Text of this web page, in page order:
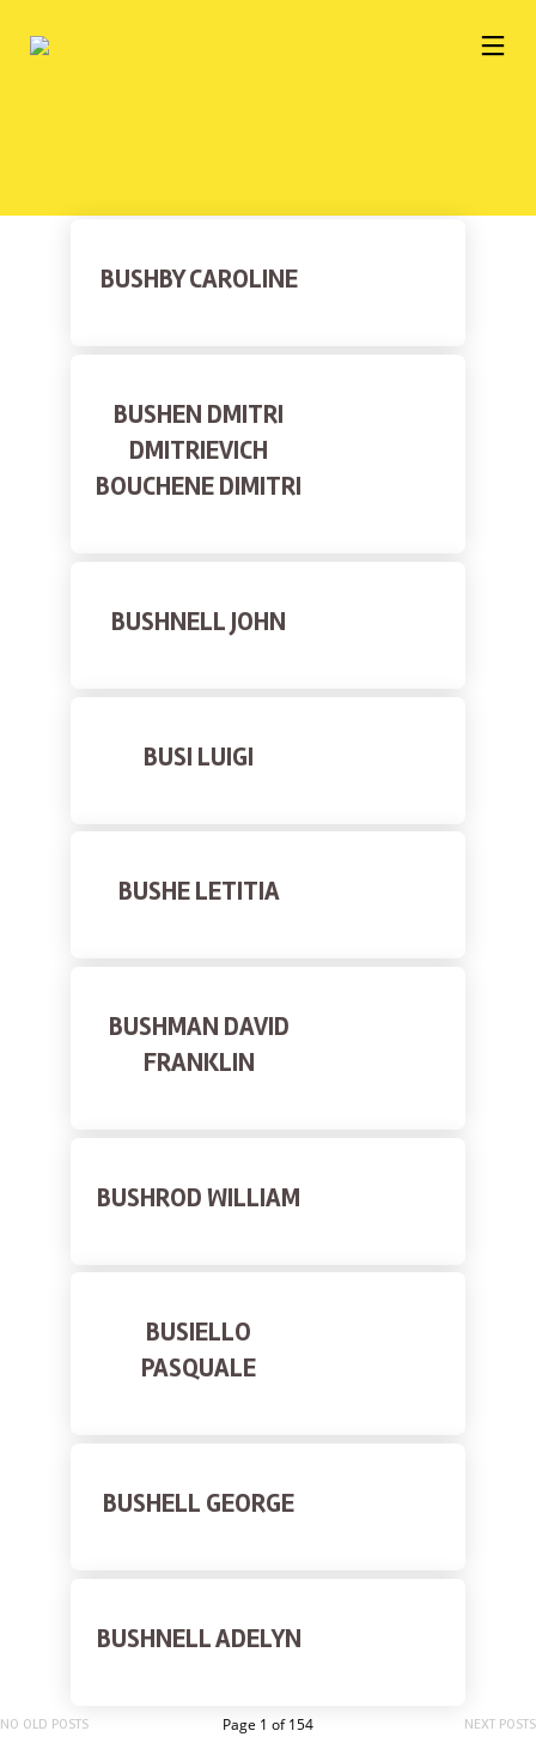
BUSHBY CAROLINE
BUSHEN DMITRI
DMITRIEVICH
BOUCHENE DIMITRI
BUSHNELL JOHN
BUSI LUIGI
BUSHE LETITIA
BUSHMAN DAVID
FRANKLIN
BUSHROD WILLIAM
BUSIELLO
PASQUALE
BUSHELL GEORGE
BUSHNELL ADELYN
NO OLD POSTS Page 1 of 154 NEXT POSTS